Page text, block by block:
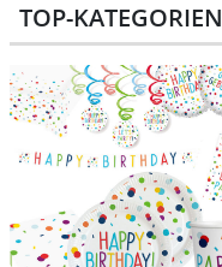
TOP-KATEGORIEN